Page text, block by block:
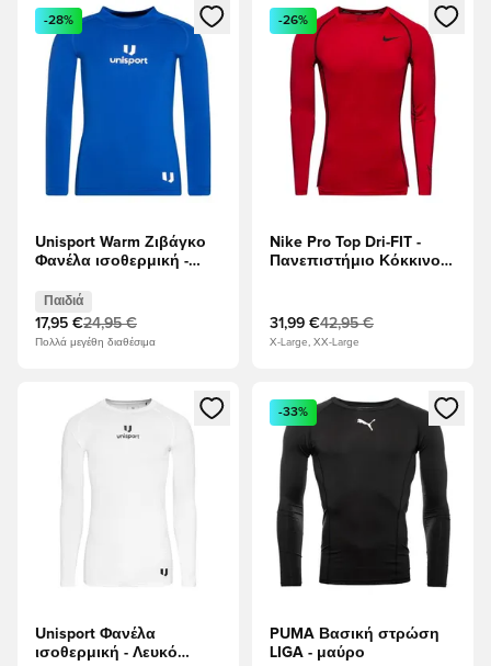
Ανοίγει ένα Modal για να συνδεθείτε ή να εγγραφείτε ως
-28%
Unisport Warm Ζιβάγκο
Φανέλα ισοθερμική -
Παιδιά
17,95 €24,95 €
Πολλά μεγέθη διαθέσιμα
Ανοίγει ένα Modal για να
-26%
Nike Pro Top Dri-FIT -
Πανεπιστήμιο Κόκκινο/
31,99 €42,95 €
X-Large, XX-Large
Ανοίγει ένα Modal για να συνδεθείτε ή να εγγραφείτε ως
Unisport Φανέλα
ισοθερμική - Λευκό
Ανοίγει ένα Modal για να
-33%
PUMA Βασική στρώση
LIGA - μαύρο